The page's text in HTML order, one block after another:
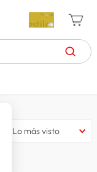
Lo más visto